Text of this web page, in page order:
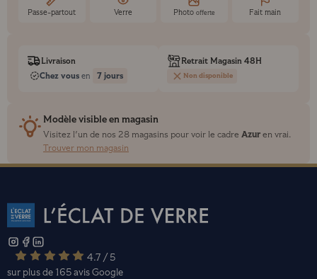
Passe-partout Verre Photo offerte Fait main
Livraison
Chez vous en 7 jours
Retrait Magasin 48H
Non disponible
Modèle visible en magasin
Visitez l'un de nos 28 magasins pour voir le cadre Azuren vrai.
Trouver mon magasin
4.7 / 5
sur plus de 165 avisGoogle